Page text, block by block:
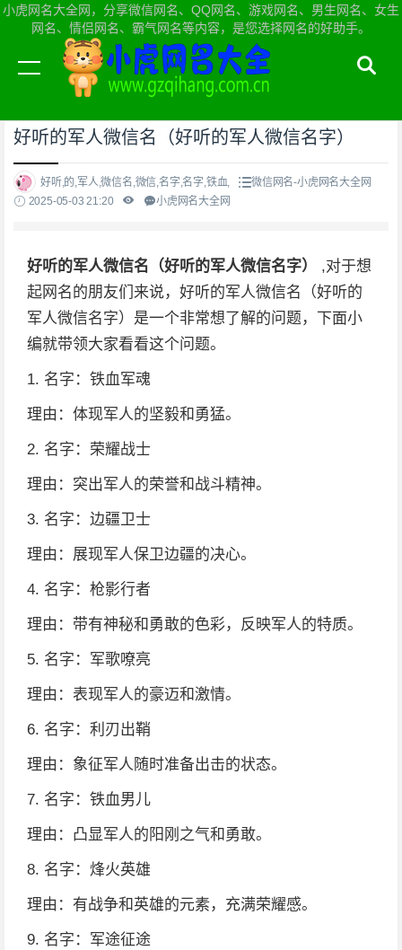
小虎网名大全网，分享微信网名、QQ网名、游戏网名、男生网名、女生
网名、情侣网名、霸气网名等内容，是您选择网名的好助手。
当前位置：小虎网名大全网首页>微信网名
好听的军人微信名（好听的军人微信名字）
好听,的,军人,微信名,微信,名字,名字,铁血,
微信网名-小虎网名大全网
2025-05-03 21:20
小虎网名大全网
好听的军人微信名（好听的军人微信名字） ,对于想
起网名的朋友们来说，好听的军人微信名（好听的
军人微信名字）是一个非常想了解的问题，下面小
编就带领大家看看这个问题。
1. 名字：铁血军魂
理由：体现军人的坚毅和勇猛。
2. 名字：荣耀战士
理由：突出军人的荣誉和战斗精神。
3. 名字：边疆卫士
理由：展现军人保卫边疆的决心。
4. 名字：枪影行者
理由：带有神秘和勇敢的色彩，反映军人的特质。
5. 名字：军歌嘹亮
理由：表现军人的豪迈和激情。
6. 名字：利刃出鞘
理由：象征军人随时准备出击的状态。
7. 名字：铁血男儿
理由：凸显军人的阳刚之气和勇敢。
8. 名字：烽火英雄
理由：有战争和英雄的元素，充满荣耀感。
9. 名字：军途征途